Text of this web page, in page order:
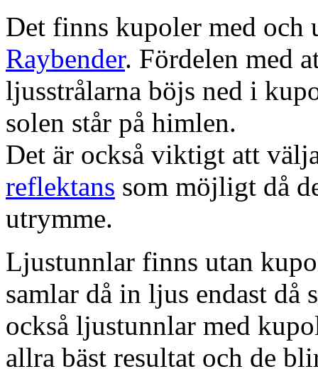
Det finns kupoler med och
Raybender. Fördelen med
ljusstrålarna böjs ned i
solen står på himlen.
Det är också viktigt att
reflektans som möjligt då
utrymme.
Ljustunnlar finns utan
samlar då in ljus endast då
också ljustunnlar med
allra bäst resultat och de